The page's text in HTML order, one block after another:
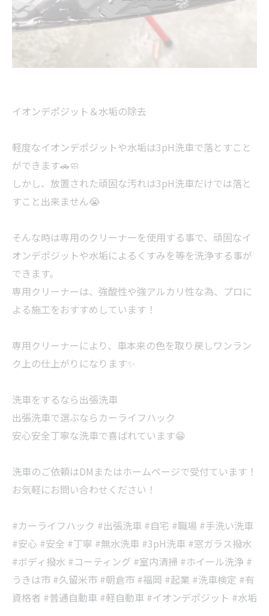
イオンデポジット＆水垢の除去
軽度なイオンデポジットや水垢は3pH洗車で落とすこと
ができます🚗🧼
しかし、放置された頑固な汚れは3pH洗車だけでは落と
すこと出来ません😭
そんな時は専用のクリーナーを使用する事で、頑固なイ
オンデポジットや水垢によるくすみを等を洗浄する事が
できます。
専用クリーナーは、強酸性や強アルカリ性な為、プロに
よる施工をおすすめしています！
専用クリーナーにより、車本来の色を取り戻しワンラン
ク上の仕上がりになります✨
洗車をするなら出張洗車
出張洗車で選ぶならカーライフハック
安心安全丁寧な洗車で喜ばれています😁
洗車のご依頼はDMまたはホームページで受付ています！
お気軽にお問い合わせください！
#カーライフハック #出張洗車 #自宅 #職場 #手洗い洗車
#安心 #安全 #丁寧 #無水洗車 #3pH洗車 #窓ガラス撥水
#ボディ撥水 #コーティング #室内清掃 #ホイール洗浄 #
うきは市 #久留米市 #朝倉市 #福岡 #起業 #洗車検定 #有
資格者 #普通自動車 #軽自動車 #イオンデポジット #水垢